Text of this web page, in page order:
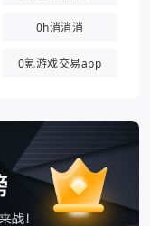
0h消消消
0氪游戏交易app